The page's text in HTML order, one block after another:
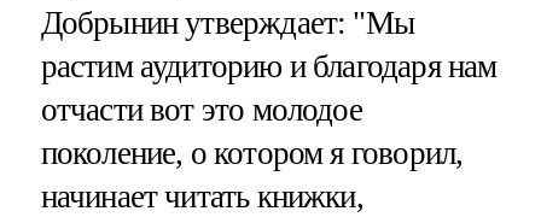
Добрынин утверждает: "Мы
растим аудиторию и благодаря нам
отчасти вот это молодое
поколение, о котором я говорил,
начинает читать книжки,